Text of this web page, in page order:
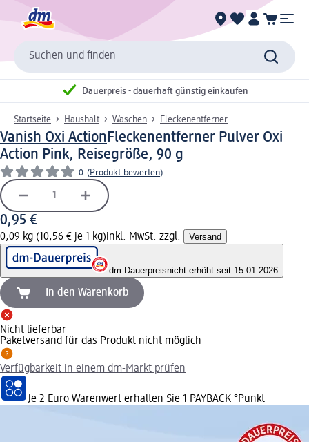
Suchen und finden
Dauerpreis - dauerhaft günstig einkaufen
Startseite Haushalt Waschen Fleckenentferner
Vanish Oxi ActionFleckenentferner Pulver Oxi
Action Pink, Reisegröße, 90 g
0 (Produkt bewerten)
0,95 €
0,09 kg (10,56 € je 1 kg)inkl. MwSt. zzgl. Versand
dm-Dauerpreisnicht erhöht seit 15.01.2026
In den Warenkorb
Nicht lieferbar
Paketversand für das Produkt nicht möglich
Verfügbarkeit in einem dm-Markt prüfen
Je 2 Euro Warenwert erhalten Sie 1 PAYBACK °Punkt